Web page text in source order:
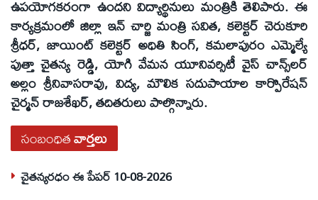
ఉపయోగకరంగా ఉందని విద్యార్థినులు మంత్రికి తెలిపారు. ఈ
కార్యక్రమంలో జిల్లా ఇన్‌ చార్జి మంత్రి సవిత, కలెక్టర్‌ చెరుకూరి
శ్రీధర్‌, జాయింట్‌ కలెక్టర్‌ అధితి సింగ్‌, కమలాపురం ఎమ్మెల్యే
పుత్తా చైతన్య రెడ్డి, యోగి వేమన యూనివర్సిటీ వైస్‌ చాన్స్‌లర్‌
అల్లం శ్రీనివాసరావు, విద్య, మౌలిక సదుపాయాల కార్పొరేషన్‌
చైర్మన్‌ రాజశేఖర్‌, తదితరులు పాల్గొన్నారు.
సంబంధితవార్తలు
చైతన్యరధం ఈ పేపర్ 10-08-2026